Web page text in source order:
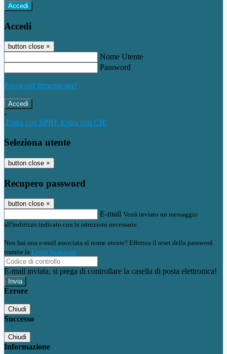
Accedi
Accedi
button close ×
Nome Utente
Password
Password dimenticata?
-
Entra con SPID Entra con CIE
Seleziona utente
button close ×
Recupero password
button close ×
E-mail Verrà inviato un messaggio
all'indirizzo indicato con le istruzioni necessarie.
Non hai una e-mail associata al nome utente? Effettua il reset della password
tramite la Login Spaggiari
E-mail inviata, si prega di controllare la casella di posta elettronica!
Errore
Chiudi
Successo
Chiudi
Informazione